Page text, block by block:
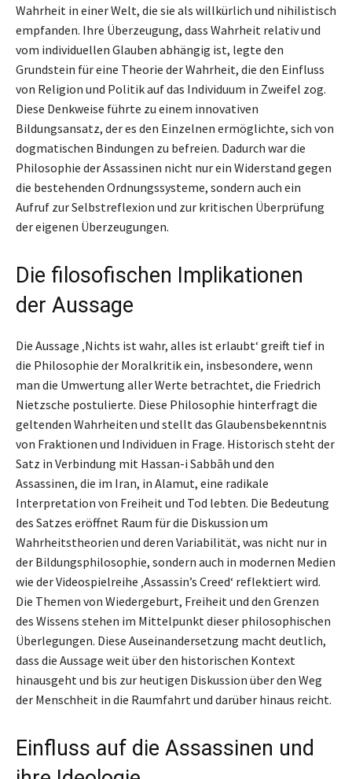
Wahrheit in einer Welt, die sie als willkürlich und nihilistisch
empfanden. Ihre Überzeugung, dass Wahrheit relativ und
vom individuellen Glauben abhängig ist, legte den
Grundstein für eine Theorie der Wahrheit, die den Einfluss
von Religion und Politik auf das Individuum in Zweifel zog.
Diese Denkweise führte zu einem innovativen
Bildungsansatz, der es den Einzelnen ermöglichte, sich von
dogmatischen Bindungen zu befreien. Dadurch war die
Philosophie der Assassinen nicht nur ein Widerstand gegen
die bestehenden Ordnungssysteme, sondern auch ein
Aufruf zur Selbstreflexion und zur kritischen Überprüfung
der eigenen Überzeugungen.
Die filosofischen Implikationen
der Aussage
Die Aussage ‚Nichts ist wahr, alles ist erlaubt‘ greift tief in
die Philosophie der Moralkritik ein, insbesondere, wenn
man die Umwertung aller Werte betrachtet, die Friedrich
Nietzsche postulierte. Diese Philosophie hinterfragt die
geltenden Wahrheiten und stellt das Glaubensbekenntnis
von Fraktionen und Individuen in Frage. Historisch steht der
Satz in Verbindung mit Hassan-i Sabbāh und den
Assassinen, die im Iran, in Alamut, eine radikale
Interpretation von Freiheit und Tod lebten. Die Bedeutung
des Satzes eröffnet Raum für die Diskussion um
Wahrheitstheorien und deren Variabilität, was nicht nur in
der Bildungsphilosophie, sondern auch in modernen Medien
wie der Videospielreihe ‚Assassin’s Creed‘ reflektiert wird.
Die Themen von Wiedergeburt, Freiheit und den Grenzen
des Wissens stehen im Mittelpunkt dieser philosophischen
Überlegungen. Diese Auseinandersetzung macht deutlich,
dass die Aussage weit über den historischen Kontext
hinausgeht und bis zur heutigen Diskussion über den Weg
der Menschheit in die Raumfahrt und darüber hinaus reicht.
Einfluss auf die Assassinen und